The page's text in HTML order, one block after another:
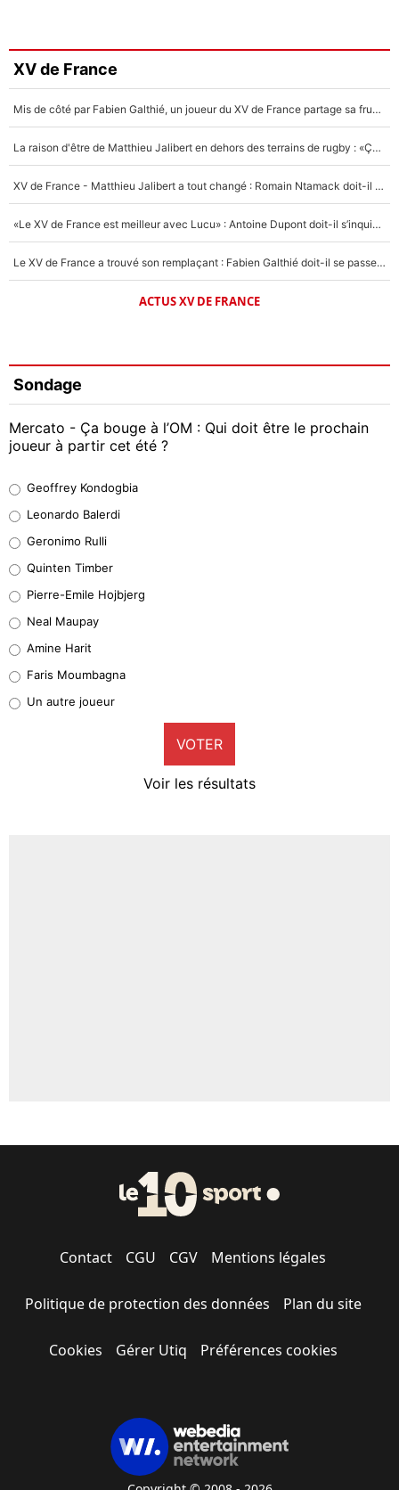
XV de France
Mis de côté par Fabien Galthié, un joueur du XV de France partage sa frustration : «ils ne me l’ont pas dit tout de suite»
La raison d'être de Matthieu Jalibert en dehors des terrains de rugby : «Ça m'atteint autant que si tu touches à un membre de ma famille»
XV de France - Matthieu Jalibert a tout changé : Romain Ntamack doit-il s’inquiéter pour sa place à un an de la Coupe du monde ?
«Le XV de France est meilleur avec Lucu» : Antoine Dupont doit-il s’inquiéter pour sa place ?
Le XV de France a trouvé son remplaçant : Fabien Galthié doit-il se passer d'Antoine Dupont ?
ACTUS XV DE FRANCE
Sondage
Mercato - Ça bouge à l’OM : Qui doit être le prochain
joueur à partir cet été ?
38%
32%
5%
1%
9%
Geoffrey Kondogbia
Leonardo Balerdi
Geronimo Rulli
Quinten Timber
Pierre-Emile Hojbjerg
Neal Maupay
Amine Harit
Faris Moumbagna
Un autre joueur
VOTER
Voir les résultats
Contact CGU CGV Mentions légales
Politique de protection des données Plan du site
Cookies Gérer Utiq Préférences cookies